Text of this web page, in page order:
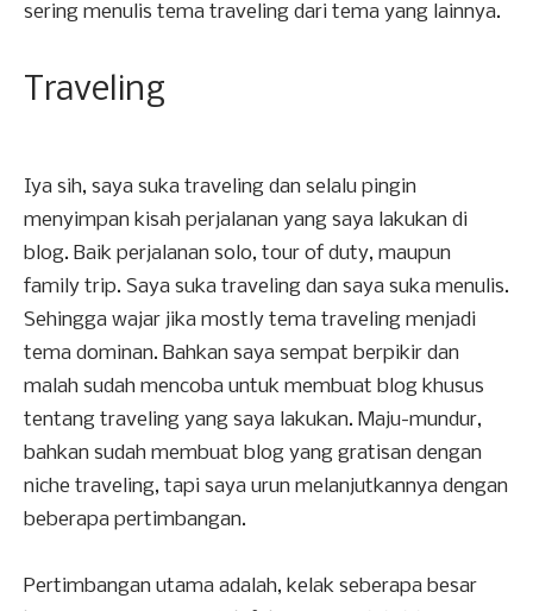
sering menulis tema traveling dari tema yang lainnya.
Traveling
Iya sih, saya suka traveling dan selalu pingin
menyimpan kisah perjalanan yang saya lakukan di
blog. Baik perjalanan solo, tour of duty, maupun
family trip. Saya suka traveling dan saya suka menulis.
Sehingga wajar jika mostly tema traveling menjadi
tema dominan. Bahkan saya sempat berpikir dan
malah sudah mencoba untuk membuat blog khusus
tentang traveling yang saya lakukan. Maju-mundur,
bahkan sudah membuat blog yang gratisan dengan
niche traveling, tapi saya urun melanjutkannya dengan
beberapa pertimbangan.
Pertimbangan utama adalah, kelak seberapa besar